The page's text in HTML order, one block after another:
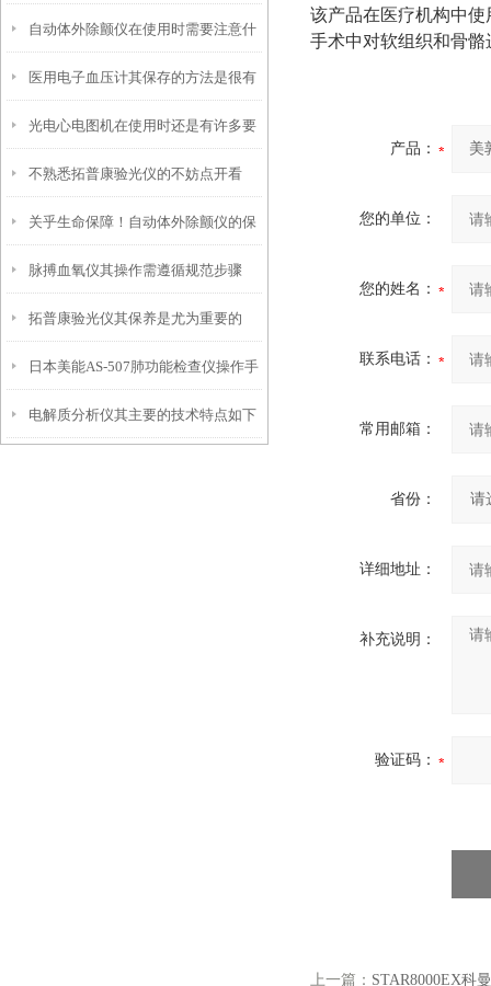
谈！
自动体外除颤仪在使用时需要注意什
么事项？
医用电子血压计其保存的方法是很有
讲究的
光电心电图机在使用时还是有许多要
领的
不熟悉拓普康验光仪的不妨点开看
看！
关乎生命保障！自动体外除颤仪的保
养秘诀，现在知道还不晚
脉搏血氧仪其操作需遵循规范步骤
拓普康验光仪其保养是尤为重要的
日本美能AS-507肺功能检查仪操作手
册
电解质分析仪其主要的技术特点如下
该产品在医疗机构中
手术中对软组织和骨
产品：
您的单位：
您的姓名：
联系电话：
常用邮箱：
省份：
详细地址：
补充说明：
验证码：
上一篇： STAR8000EX科